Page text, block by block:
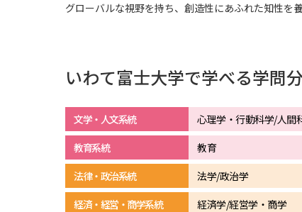
グローバルな視野を持ち、創造性にあふれた知性を
いわて富士大学で学べる学問
文学・人文系統
心理学・行動科学/人間
教育系統
教育
法律・政治系統
法学/政治学
経済・経営・商学系統
経済学/経営学・商学